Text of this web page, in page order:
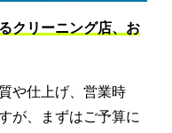
クリーニング店、お
や仕上げ、営業時
が、まずはご予算に